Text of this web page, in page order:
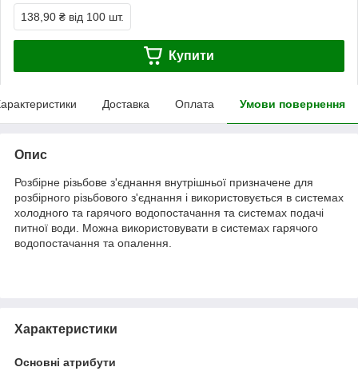
138,90 ₴ від 100 шт.
Купити
Доставка Оплата Умови повернення
Опис
Розбірне різьбове з'єднання внутрішньої призначене для
розбірного різьбового з'єднання і використовується в системах
холодного та гарячого водопостачання та системах подачі
питної води. Можна використовувати в системах гарячого
водопостачання та опалення.
Характеристики
Основні атрибути